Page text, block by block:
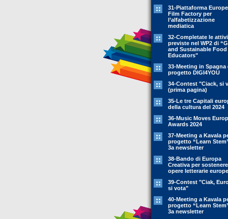
31-Piattaforma
Film Factory per
l’alfabetizzazione
mediatica
32-Completate le
previste nel WP2 di
and Sustainable Food
Educators"
33-Meeting in Spagna
progetto DIGI4YOU
34-Contest "Ciack, si
(prima pagina)
35-Le tre Capitali
della cultura del 2024
36-Music Moves
Awards 2024
37-Meeting a Kavala
progetto “Learn
3a newsletter
38-Bando di Europa
Creativa per
opere letterarie
39-Contest "Ciak,
si vota"
40-Meeting a Kavala
progetto “Learn
3a newsletter